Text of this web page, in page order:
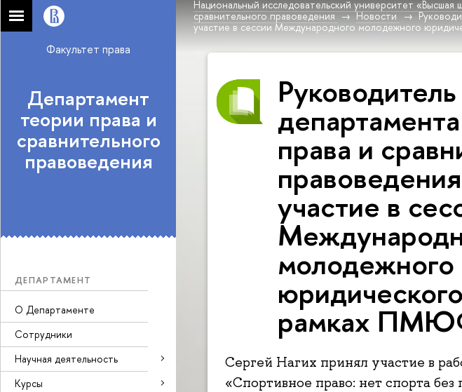
Национальный исследовательский университет «Высшая
сравнительного правоведения
Новости
участие в сессии Международного молодежного
Факультет права
Департамент
теории права и
сравнительного
правоведения
ДЕПАРТАМЕНТ
О Департаменте
Сотрудники
Научная деятельность
Курсы
Руководитель
права и
участие в
молодежного
рамках
Сергей Нагих принял участие в
«Спортивное право: нет спорта без